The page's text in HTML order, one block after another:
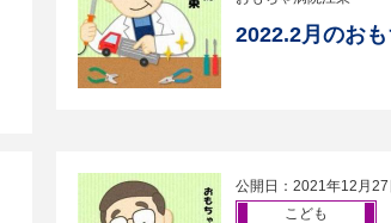
2022.2月のお
公開日：2021年12月27
こども